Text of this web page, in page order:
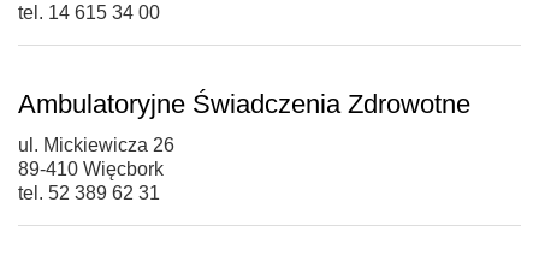
tel. 14 615 34 00
Ambulatoryjne Świadczenia Zdrowotne
ul. Mickiewicza 26
89-410 Więcbork
tel. 52 389 62 31